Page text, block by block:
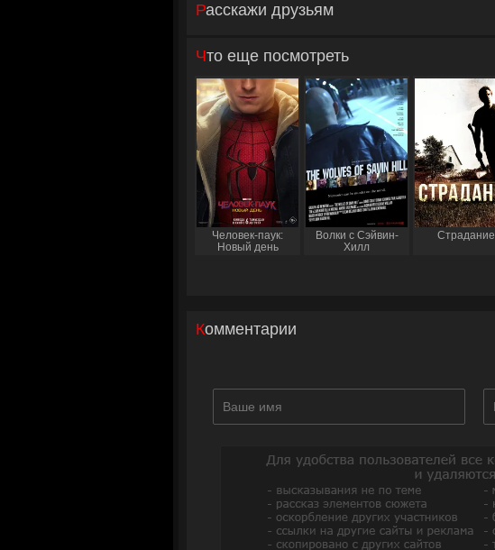
Расскажи друзьям
Что еще посмотреть
Человек-паук:
Новый день
Волки с Сэйвин-
Хилл
Страдание
Комментарии